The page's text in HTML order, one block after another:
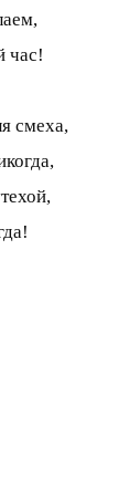
час!
смеха,